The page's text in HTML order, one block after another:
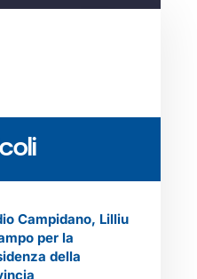
Campidano, Lilliu
per la
della